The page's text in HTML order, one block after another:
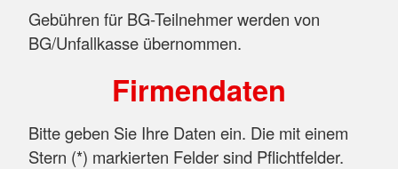
Gebühren für BG-Teilnehmer werden von
BG/Unfallkasse übernommen.
Firmendaten
Bitte geben Sie Ihre Daten ein. Die mit einem
Stern (*) markierten Felder sind Pflichtfelder.